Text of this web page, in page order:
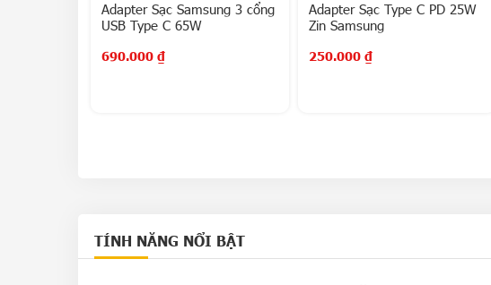
Adapter Sạc Samsung 3 cổng
USB Type C 65W
690.000 ₫
Adapter Sạc Type C PD 25W
Zin Samsung
250.000 ₫
TÍNH NĂNG NỔI BẬT